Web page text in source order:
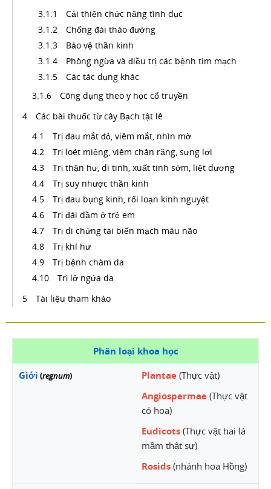
Cải thiện chức năng tình dục
Chống đái tháo đường
Bảo vệ thần kinh
Phòng ngừa và điều trị các bệnh tim mạch
Các tác dụng khác
Công dụng theo y học cổ truyền
Các bài thuốc từ cây Bạch tật lê
Trị đau mắt đỏ, viêm mắt, nhìn mờ
Trị loét miệng, viêm chân răng, sưng lợi
Trị thận hư, di tinh, xuất tinh sớm, liệt dương
Trị suy nhược thần kinh
Trị đau bụng kinh, rối loạn kinh nguyệt
Trị đái dầm ở trẻ em
Trị di chứng tai biến mạch máu não
Trị khí hư
Trị bệnh chàm da
Trị lở ngứa da
Tài liệu tham khảo
Phân loại khoa học
Giới (regnum) Plantae (Thực vật)
Angiospermae (Thực vật
có hoa)
Eudicots (Thực vật hai lá
mầm thật sự)
Rosids (nhánh hoa Hồng)